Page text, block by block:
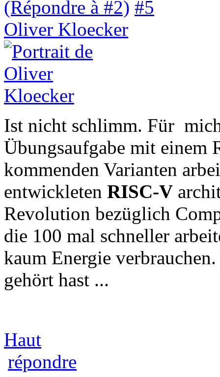
(Répondre à #2) #5
Oliver Kloecker
Ist nicht schlimm. Für
Übungsaufgabe mit einem
kommenden Varianten
entwickleten RISC-V
Revolution bezüglich
die 100 mal schneller
kaum Energie
gehört hast ...
Haut
répondre